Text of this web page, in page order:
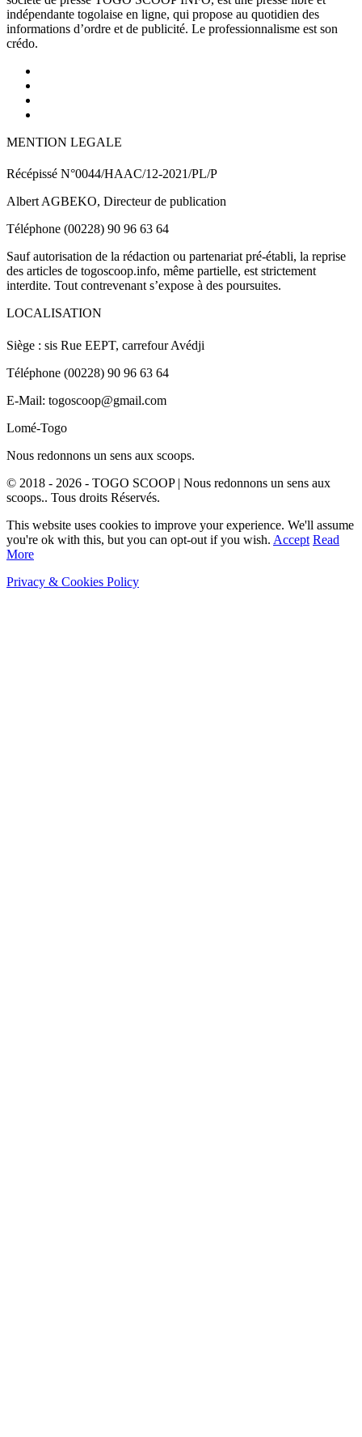
indépendante togolaise en ligne, qui propose au quotidien des
informations d’ordre et de publicité. Le professionnalisme est son
crédo.
MENTION LEGALE
Récépissé N°0044/HAAC/12-2021/PL/P
Albert AGBEKO, Directeur de publication
Téléphone (00228) 90 96 63 64
Sauf autorisation de la rédaction ou partenariat pré-établi, la reprise
des articles de togoscoop.info, même partielle, est strictement
interdite. Tout contrevenant s’expose à des poursuites.
LOCALISATION
Siège : sis Rue EEPT, carrefour Avédji
Téléphone (00228) 90 96 63 64
E-Mail: togoscoop@gmail.com
Lomé-Togo
Nous redonnons un sens aux scoops.
© 2018 - 2026 - TOGO SCOOP | Nous redonnons un sens aux
scoops.. Tous droits Réservés.
This website uses cookies to improve your experience. We'll assume
you're ok with this, but you can opt-out if you wish. Accept Read
More
Privacy & Cookies Policy